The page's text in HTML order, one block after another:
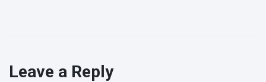
Leave a Reply